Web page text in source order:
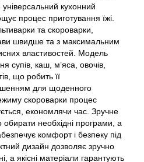
кухонний
процес приготування їжі.
та скороварки,
швидше та з максимальним
властивостей. Модель
супів, каш, м’яса, овочів,
що робить її
для щоденного
скороварки процес
економлячи час. Зручне
обирати необхідні програми, а
комфорт і безпеку під
дизайн дозволяє зручно
а якісні матеріали гарантують